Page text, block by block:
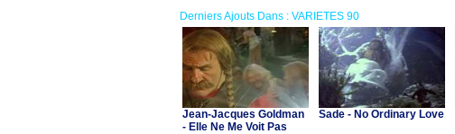
Derniers Ajouts Dans : VARIETES 90
Jean-Jacques Goldman
- Elle Ne Me Voit Pas
Sade - No Ordinary Love